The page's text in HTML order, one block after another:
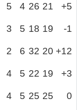
5 4 26 21 +5
3 5 18 19 -1
2 6 32 20 +12
4 5 22 19 +3
4 5 25 25 0